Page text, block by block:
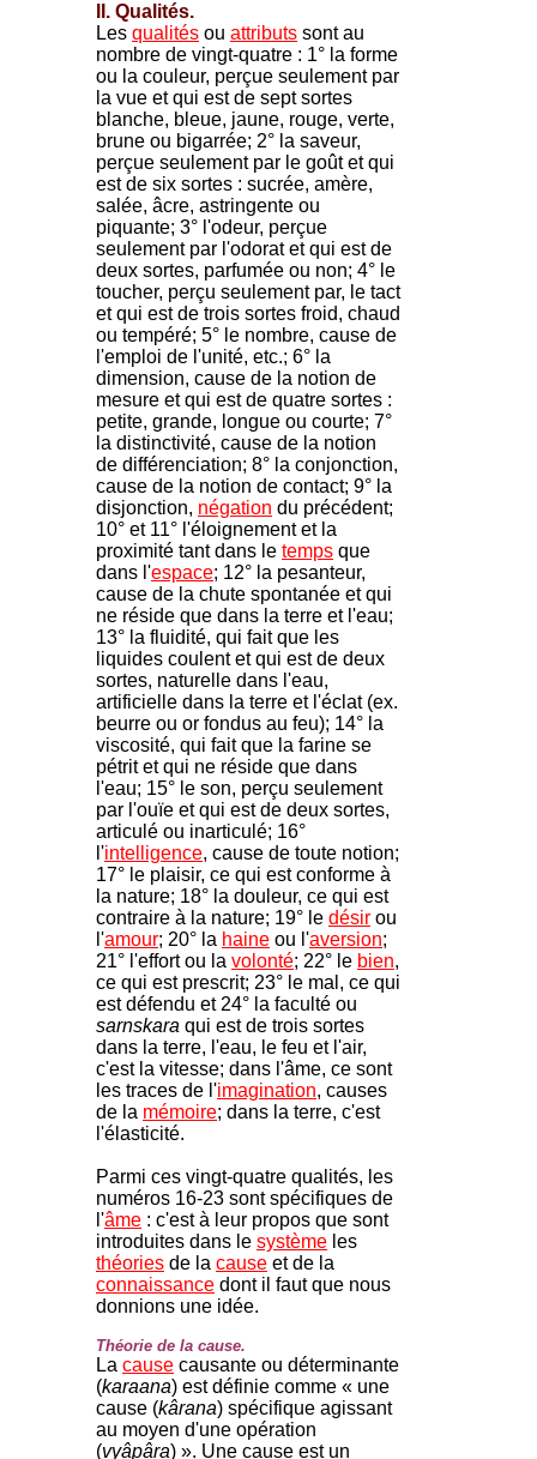
II. Qualités.
Les qualités ou attributs sont au
nombre de vingt-quatre : 1° la forme
ou la couleur, perçue seulement par
la vue et qui est de sept sortes
blanche, bleue, jaune, rouge, verte,
brune ou bigarrée; 2° la saveur,
perçue seulement par le goût et qui
est de six sortes : sucrée, amère,
salée, âcre, astringente ou
piquante; 3° l'odeur, perçue
seulement par l'odorat et qui est de
deux sortes, parfumée ou non; 4° le
toucher, perçu seulement par, le tact
et qui est de trois sortes froid, chaud
ou tempéré; 5° le nombre, cause de
l'emploi de l'unité, etc.; 6° la
dimension, cause de la notion de
mesure et qui est de quatre sortes :
petite, grande, longue ou courte; 7°
la distinctivité, cause de la notion
de différenciation; 8° la conjonction,
cause de la notion de contact; 9° la
disjonction, négation du précédent;
10° et 11° l'éloignement et la
proximité tant dans le temps que
dans l'espace; 12° la pesanteur,
cause de la chute spontanée et qui
ne réside que dans la terre et l'eau;
13° la fluidité, qui fait que les
liquides coulent et qui est de deux
sortes, naturelle dans l'eau,
artificielle dans la terre et l'éclat (ex.
beurre ou or fondus au feu); 14° la
viscosité, qui fait que la farine se
pétrit et qui ne réside que dans
l'eau; 15° le son, perçu seulement
par l'ouïe et qui est de deux sortes,
articulé ou inarticulé; 16°
l'intelligence, cause de toute notion;
17° le plaisir, ce qui est conforme à
la nature; 18° la douleur, ce qui est
contraire à la nature; 19° le désir ou
l'amour; 20° la haine ou l'aversion;
21° l'effort ou la volonté; 22° le bien,
ce qui est prescrit; 23° le mal, ce qui
est défendu et 24° la faculté ou
sarnskara qui est de trois sortes
dans la terre, l'eau, le feu et l'air,
c'est la vitesse; dans l'âme, ce sont
les traces de l'imagination, causes
de la mémoire; dans la terre, c'est
l'élasticité.
Parmi ces vingt-quatre qualités, les
numéros 16-23 sont spécifiques de
l'âme : c'est à leur propos que sont
introduites dans le système les
théories de la cause et de la
connaissance dont il faut que nous
donnions une idée.
Théorie de la cause.
La cause causante ou déterminante
(karaana) est définie comme « une
cause (kârana) spécifique agissant
au moyen d'une opération
(vyâpâra) ». Une cause est un